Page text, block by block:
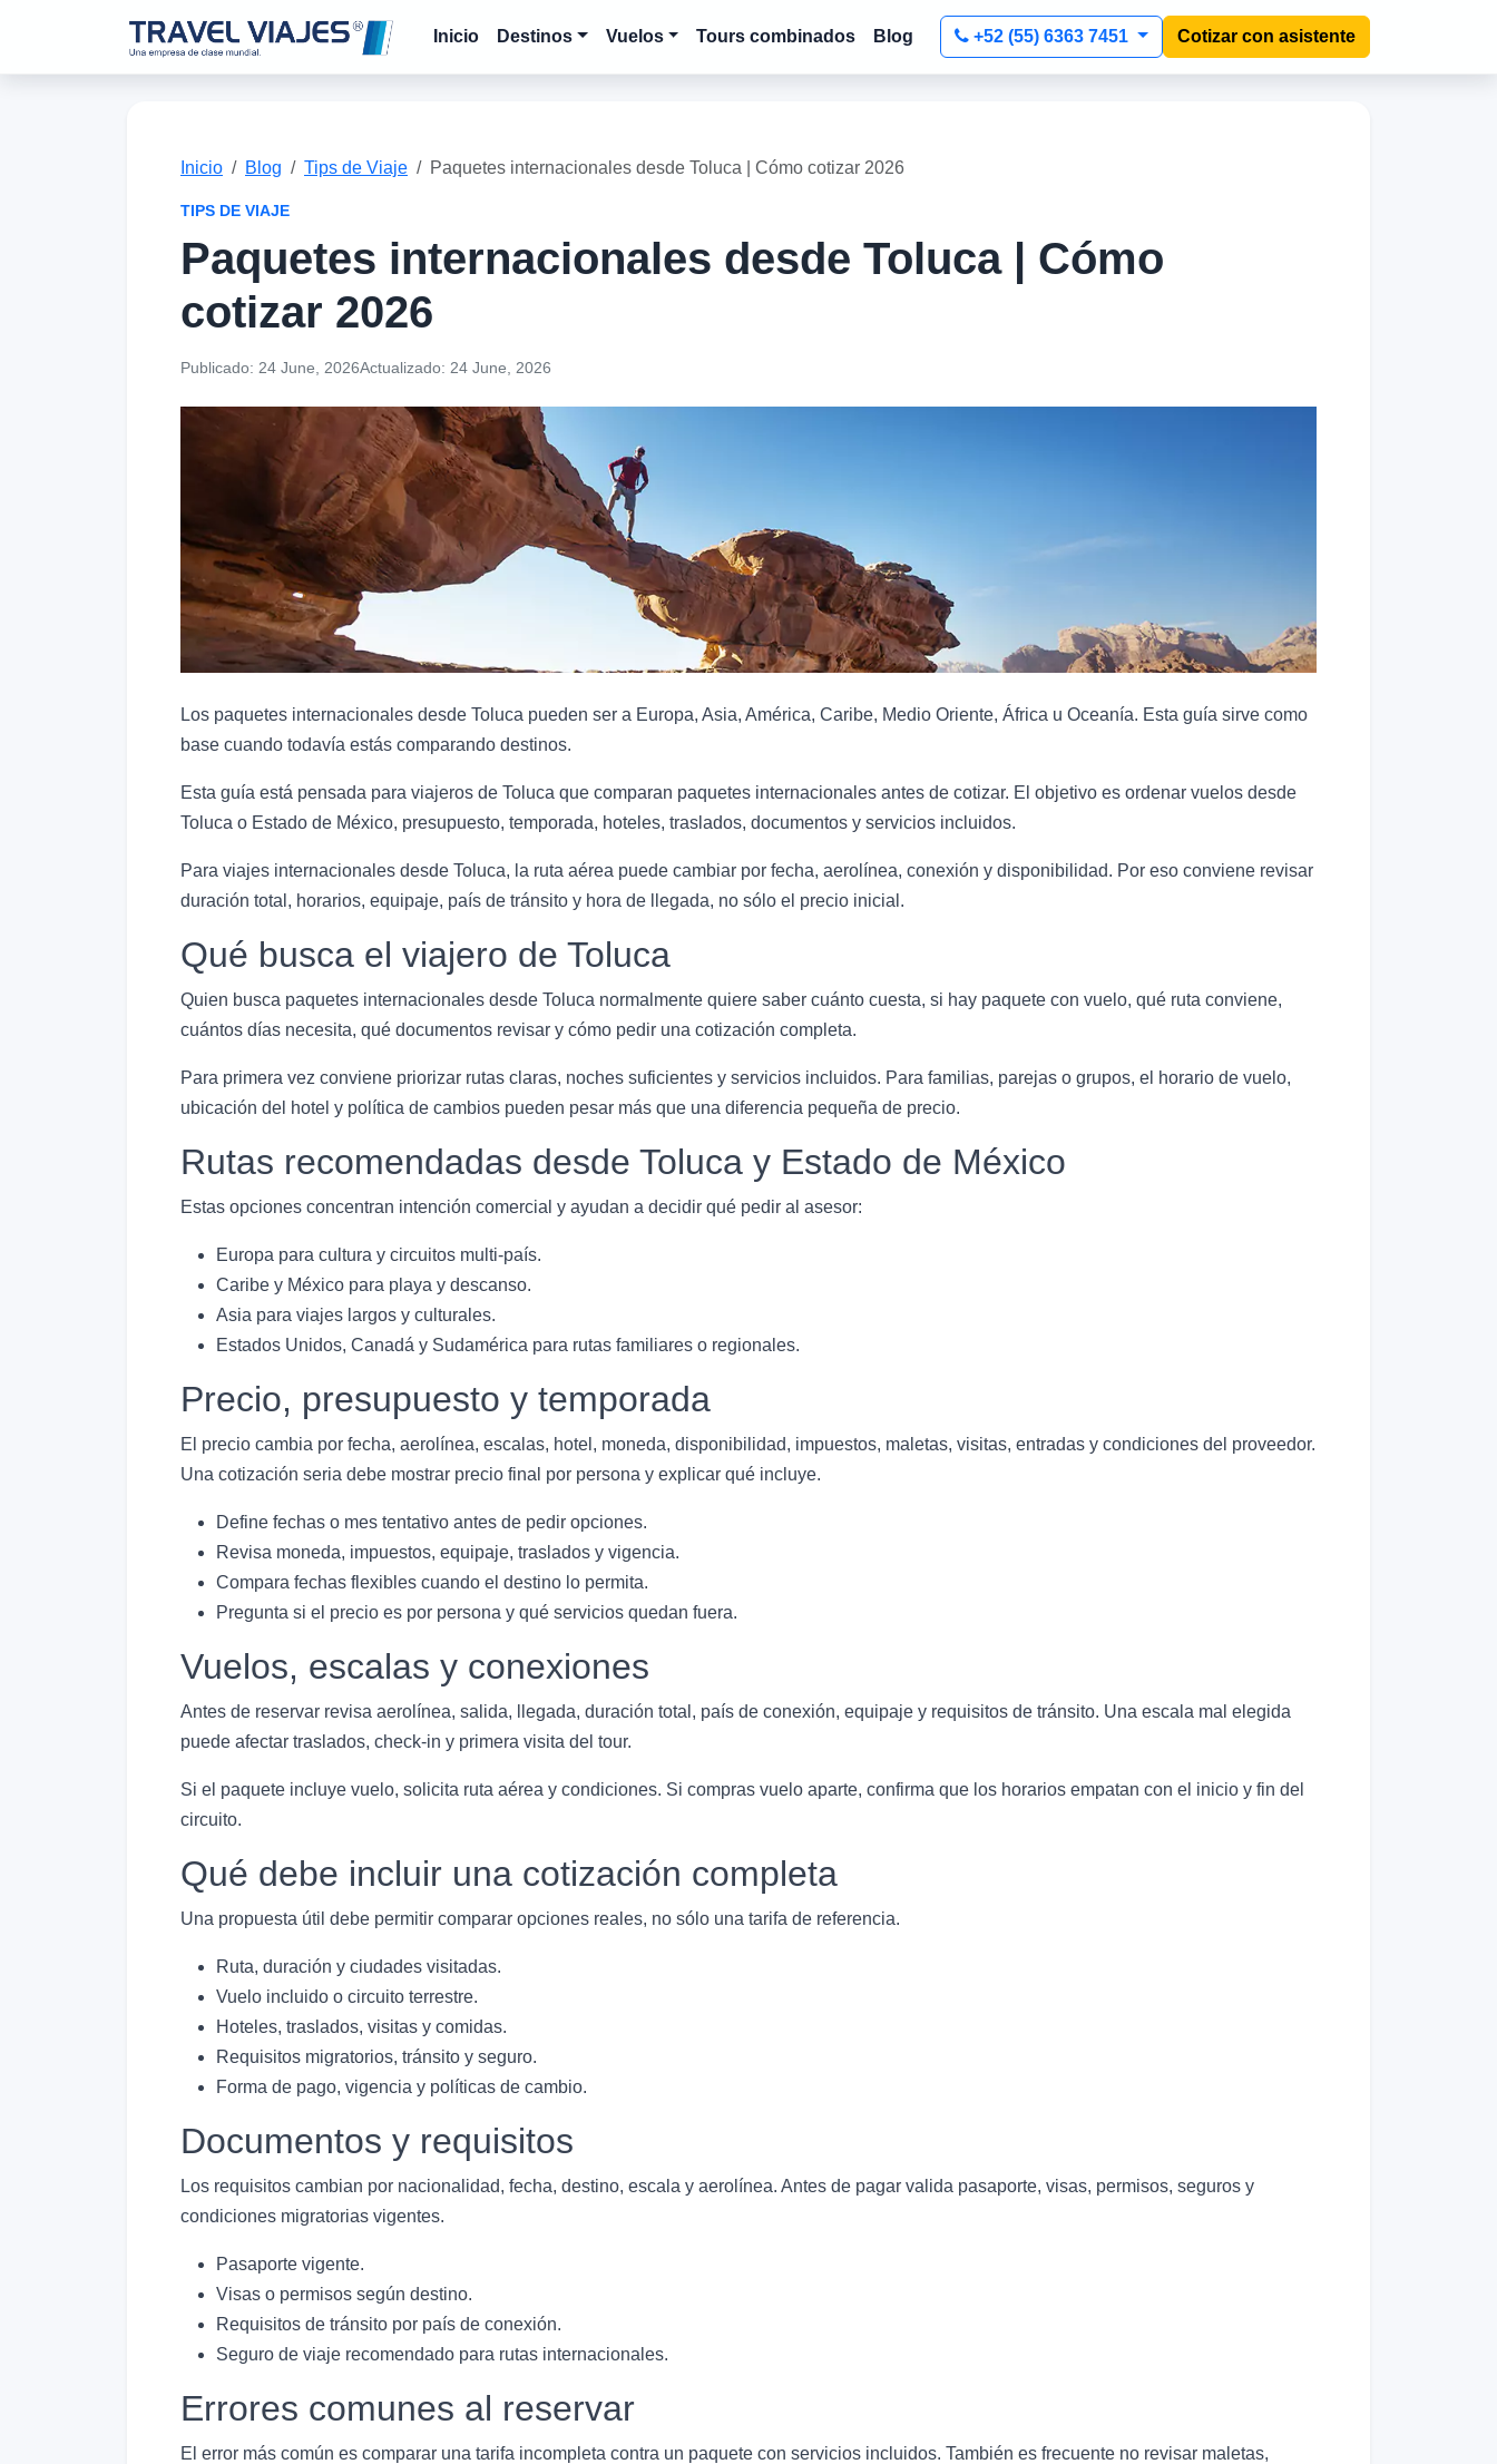
Inicio Destinos Vuelos Tours combinados Blog +52 (55) 6363 7451 Cotizar con asistente
Inicio Blog Tips de Viaje Paquetes internacionales desde Toluca | Cómo cotizar 2026
TIPS DE VIAJE
Paquetes internacionales desde Toluca | Cómo
cotizar 2026
Publicado: 24 June, 2026Actualizado: 24 June, 2026
Los paquetes internacionales desde Toluca pueden ser a Europa, Asia, América, Caribe, Medio Oriente, África u Oceanía. Esta guía sirve como
base cuando todavía estás comparando destinos.
Esta guía está pensada para viajeros de Toluca que comparan paquetes internacionales antes de cotizar. El objetivo es ordenar vuelos desde
Toluca o Estado de México, presupuesto, temporada, hoteles, traslados, documentos y servicios incluidos.
Para viajes internacionales desde Toluca, la ruta aérea puede cambiar por fecha, aerolínea, conexión y disponibilidad. Por eso conviene revisar
duración total, horarios, equipaje, país de tránsito y hora de llegada, no sólo el precio inicial.
Qué busca el viajero de Toluca
Quien busca paquetes internacionales desde Toluca normalmente quiere saber cuánto cuesta, si hay paquete con vuelo, qué ruta conviene,
cuántos días necesita, qué documentos revisar y cómo pedir una cotización completa.
Para primera vez conviene priorizar rutas claras, noches suficientes y servicios incluidos. Para familias, parejas o grupos, el horario de vuelo,
ubicación del hotel y política de cambios pueden pesar más que una diferencia pequeña de precio.
Rutas recomendadas desde Toluca y Estado de México
Estas opciones concentran intención comercial y ayudan a decidir qué pedir al asesor:
Europa para cultura y circuitos multi-país.
Caribe y México para playa y descanso.
Asia para viajes largos y culturales.
Estados Unidos, Canadá y Sudamérica para rutas familiares o regionales.
Precio, presupuesto y temporada
El precio cambia por fecha, aerolínea, escalas, hotel, moneda, disponibilidad, impuestos, maletas, visitas, entradas y condiciones del proveedor.
Una cotización seria debe mostrar precio final por persona y explicar qué incluye.
Define fechas o mes tentativo antes de pedir opciones.
Revisa moneda, impuestos, equipaje, traslados y vigencia.
Compara fechas flexibles cuando el destino lo permita.
Pregunta si el precio es por persona y qué servicios quedan fuera.
Vuelos, escalas y conexiones
Antes de reservar revisa aerolínea, salida, llegada, duración total, país de conexión, equipaje y requisitos de tránsito. Una escala mal elegida
puede afectar traslados, check-in y primera visita del tour.
Si el paquete incluye vuelo, solicita ruta aérea y condiciones. Si compras vuelo aparte, confirma que los horarios empatan con el inicio y fin del
circuito.
Qué debe incluir una cotización completa
Una propuesta útil debe permitir comparar opciones reales, no sólo una tarifa de referencia.
Ruta, duración y ciudades visitadas.
Vuelo incluido o circuito terrestre.
Hoteles, traslados, visitas y comidas.
Requisitos migratorios, tránsito y seguro.
Forma de pago, vigencia y políticas de cambio.
Documentos y requisitos
Los requisitos cambian por nacionalidad, fecha, destino, escala y aerolínea. Antes de pagar valida pasaporte, visas, permisos, seguros y
condiciones migratorias vigentes.
Pasaporte vigente.
Visas o permisos según destino.
Requisitos de tránsito por país de conexión.
Seguro de viaje recomendado para rutas internacionales.
Errores comunes al reservar
El error más común es comparar una tarifa incompleta contra un paquete con servicios incluidos. También es frecuente no revisar maletas,